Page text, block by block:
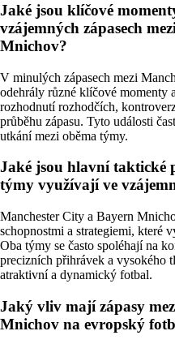
Jaké jsou klíčové
vzájemných zápasech
Mnichov?
V minulých zápasech mezi
odehrály různé klíčové momenty
rozhodnutí rozhodčích,
průběhu zápasu. Tyto události
utkání mezi oběma týmy.
Jaké jsou hlavní taktické
týmy využívají ve
Manchester City a Bayern
schopnostmi a strategiemi, které
Oba týmy se často spoléhají na
precizních přihrávek a vysokého
atraktivní a dynamický fotbal.
Jaký vliv mají zápasy
Mnichov na evropský